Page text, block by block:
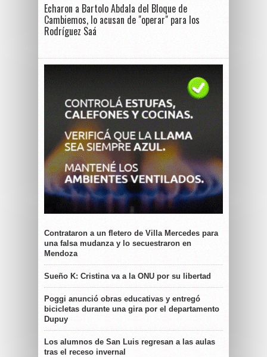
Echaron a Bartolo Abdala del Bloque de
Cambiemos, lo acusan de "operar" para los
Rodríguez Saá
Contrataron a un fletero de Villa Mercedes para
una falsa mudanza y lo secuestraron en
Mendoza
Sueño K: Cristina va a la ONU por su libertad
Poggi anunció obras educativas y entregó
bicicletas durante una gira por el departamento
Dupuy
Los alumnos de San Luis regresan a las aulas
tras el receso invernal